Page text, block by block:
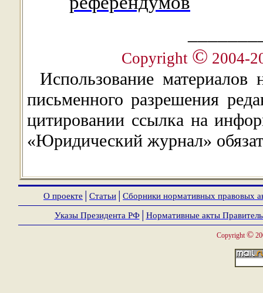
Copyright © 2004-
Использование материалов
письменного разрешения
цитировании ссылка на
«Юридический журнал»
О проекте Статьи Сборники нормативных правовых
Указы Президента РФ│ Нормативные акты
Copyright ©